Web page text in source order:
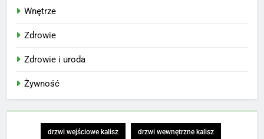
Wnętrze
Zdrowie
Zdrowie i uroda
Żywność
drzwi wejściowe kalisz drzwi wewnętrzne kalisz